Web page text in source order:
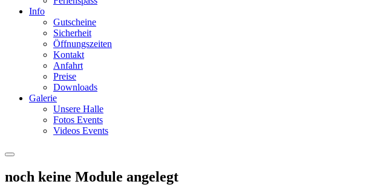
Info
Gutscheine
Sicherheit
Öffnungszeiten
Kontakt
Anfahrt
Preise
Downloads
Galerie
Unsere Halle
Fotos Events
Videos Events
noch keine Module angelegt